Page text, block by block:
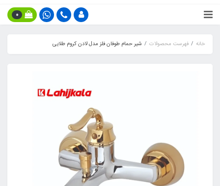
0
خانه فهرست محصولات شیر حمام طوفان فلز مدل لادن کروم طلایی